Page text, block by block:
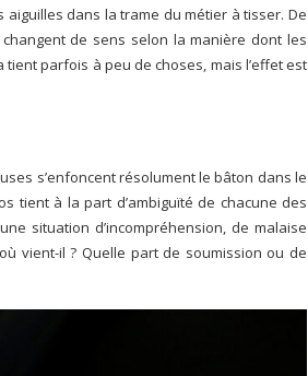
dans la trame du métier à tisser. De
de sens selon la manière dont les
parfois à peu de choses, mais l’effet est
s’enfoncent résolument le bâton dans le
tient à la part d’ambiguïté de chacune des
situation d’incompréhension, de malaise
vient-il ? Quelle part de soumission ou de